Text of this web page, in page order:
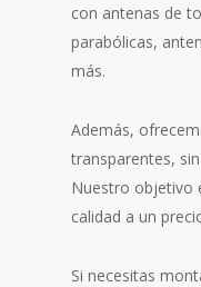
con antenas de
parabólicas,
más.
Además,
transparentes,
Nuestro objetivo
calidad a un
Si necesitas